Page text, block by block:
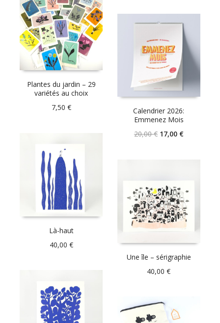
Plantes du jardin – 29
variétés au choix
7,50 €
Calendrier 2026:
Emmenez Mois
20,00€ Le
17,00 €Le
Là-haut
40,00 €
Une île – sérigraphie
40,00€